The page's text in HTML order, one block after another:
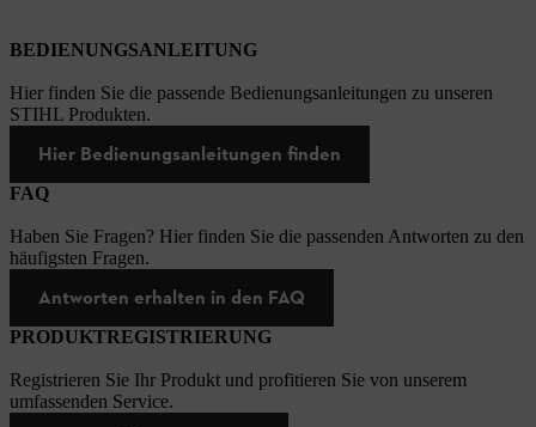
BEDIENUNGSANLEITUNG
Hier finden Sie die passende Bedienungsanleitungen zu unseren
STIHL Produkten.
Hier Bedienungsanleitungen finden
FAQ
Haben Sie Fragen? Hier finden Sie die passenden Antworten zu den
häufigsten Fragen.
Antworten erhalten in den FAQ
PRODUKTREGISTRIERUNG
Registrieren Sie Ihr Produkt und profitieren Sie von unserem
umfassenden Service.